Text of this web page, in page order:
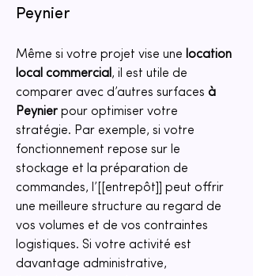
Peynier
Même si votre projet vise une location
local commercial , il est utile de
comparer avec d’autres surfaces à
Peynier pour optimiser votre
stratégie. Par exemple, si votre
fonctionnement repose sur le
stockage et la préparation de
commandes, l’[[entrepôt]] peut offrir
une meilleure structure au regard de
vos volumes et de vos contraintes
logistiques. Si votre activité est
davantage administrative,